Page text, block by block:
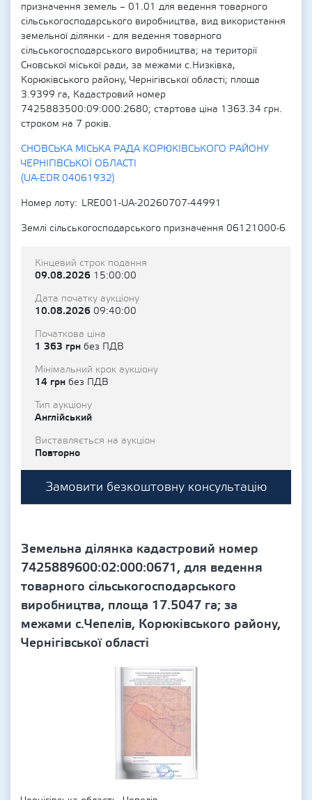
призначення земель – 01.01 для ведення товарного
сільськогосподарського виробництва, вид використання
земельної ділянки - для ведення товарного
сільськогосподарського виробництва; на території
Сновської міської ради, за межами с.Низківка,
Корюківського району, Чернігівської області; площа
3.9399 га, Кадастровий номер
7425883500:09:000:2680; стартова ціна 1363.34 грн.
строком на 7 років.
СНОВСЬКА МІСЬКА РАДА КОРЮКІВСЬКОГО РАЙОНУ
ЧЕРНІГІВСЬКОЇ ОБЛАСТІ
(UA-EDR 04061932)
Номер лоту
LRE001-UA-20260707-44991
Землі сільськогосподарського призначення 06121000-6
Кінцевий строк подання
09.08.2026 15:00:00
Дата початку аукціону
10.08.2026 09:40:00
Початкова ціна
1 363 грн без ПДВ
Мінімальний крок аукціону
14 грн без ПДВ
Тип аукціону
Англійський
Виставляється на аукціон
Повторно
Замовити безкоштовну консультацію
Земельна ділянка кадастровий номер
7425889600:02:000:0671, для ведення
товарного сільськогосподарського
виробництва, площа 17.5047 га; за
межами с.Чепелів, Корюківського району,
Чернігівської області